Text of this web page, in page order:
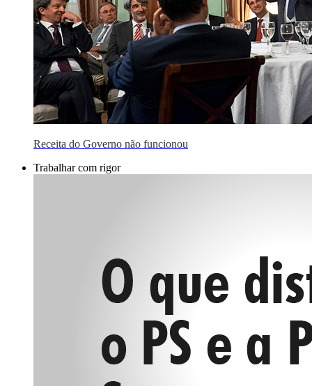
Receita do Governo não funcionou
Trabalhar com rigor